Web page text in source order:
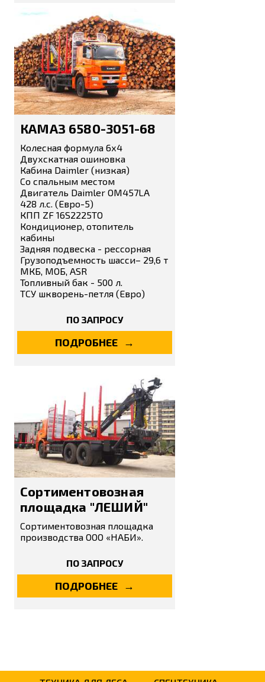
КАМАЗ 6580-3051-68
Колесная формула 6х4
Двухскатная ошиновка
Кабина Daimler (низкая)
Со спальным местом
Двигатель Daimler OM457LA
428 л.с. (Евро-5)
КПП ZF 16S2225TO
Кондиционер, отопитель
кабины
Задняя подвеска - рессорная
Грузоподъемность шасси– 29,6 т
МКБ, МОБ, ASR
Топливный бак - 500 л.
ТСУ шкворень-петля (Евро)
ПО ЗАПРОСУ
ПОДРОБНЕЕ
Сортиментовозная
площадка "ЛЕШИЙ"
Сортиментовозная площадка
производства ООО «НАБИ».
ПО ЗАПРОСУ
ПОДРОБНЕЕ